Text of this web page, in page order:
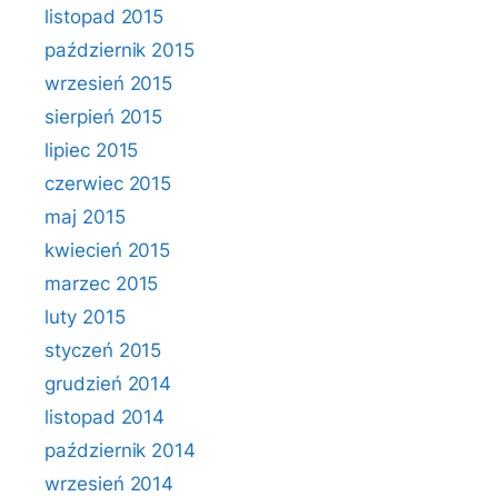
listopad 2015
październik 2015
wrzesień 2015
sierpień 2015
lipiec 2015
czerwiec 2015
maj 2015
kwiecień 2015
marzec 2015
luty 2015
styczeń 2015
grudzień 2014
listopad 2014
październik 2014
wrzesień 2014